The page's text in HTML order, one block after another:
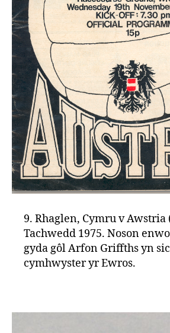
9. Rhaglen, Cymru v Awstria
Tachwedd 1975. Noson
gyda gôl Arfon Griffths yn
cymhwyster yr Ewros.